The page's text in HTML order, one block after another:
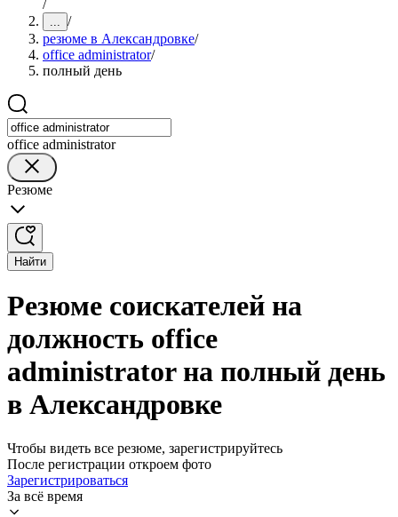
/
... /
резюме в Александровке/
office administrator/
полный день
office administrator
Резюме
Найти
Резюме соискателей на
должность office
administrator на полный день
в Александровке
Чтобы видеть все резюме, зарегистрируйтесь
После регистрации откроем фото
Зарегистрироваться
За всё время